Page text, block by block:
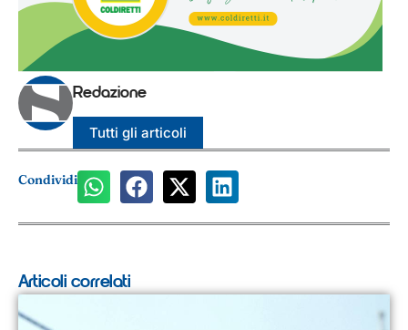
Redazione
Tutti gli articoli
Condividi
Articoli correlati